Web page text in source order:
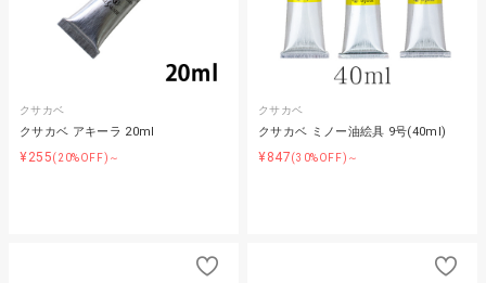
クサカベ
クサカベ アキーラ 20ml
¥255(20%OFF)～
クサカベ
クサカベ ミノー油絵具 9号(40ml)
¥847(30%OFF)～